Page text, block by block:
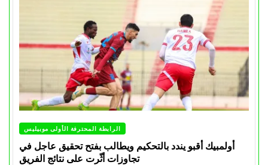
الرابطة المحترفة الأولى موبيليس
أولمبيك أقبو يندد بالتحكيم ويطالب بفتح تحقيق عاجل في
تجاوزات أثّرت على نتائج الفريق